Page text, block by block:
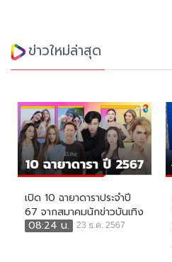
ข่าวใหม่ล่าสุด
เปิด 10 ฉายาดาราประจำปี
67 จากสมาคมนักข่าวบันเทิง
08:24 น.
23 ธ.ค. 2567